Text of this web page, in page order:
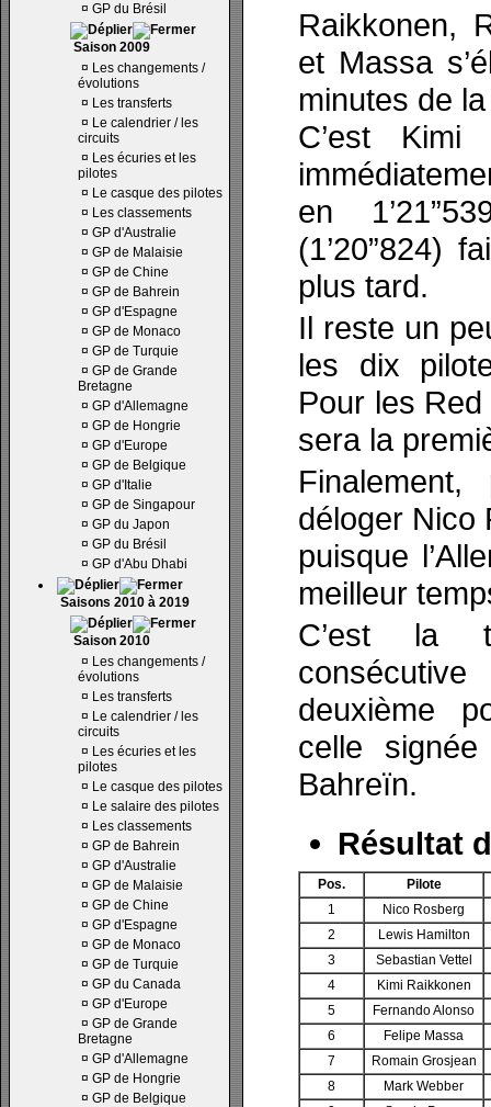
¤ GP du Brésil
Saison 2009
¤ Les changements /
évolutions
¤ Les transferts
¤ Le calendrier / les
circuits
¤ Les écuries et les
pilotes
¤ Le casque des pilotes
¤ Les classements
¤ GP d'Australie
¤ GP de Malaisie
¤ GP de Chine
¤ GP de Bahrein
¤ GP d'Espagne
¤ GP de Monaco
¤ GP de Turquie
¤ GP de Grande
Bretagne
¤ GP d'Allemagne
¤ GP de Hongrie
¤ GP d'Europe
¤ GP de Belgique
¤ GP d'Italie
¤ GP de Singapour
¤ GP du Japon
¤ GP du Brésil
¤ GP d'Abu Dhabi
Saisons 2010 à 2019
Saison 2010
¤ Les changements /
évolutions
¤ Les transferts
¤ Le calendrier / les
circuits
¤ Les écuries et les
pilotes
¤ Le casque des pilotes
¤ Le salaire des pilotes
¤ Les classements
¤ GP de Bahrein
¤ GP d'Australie
¤ GP de Malaisie
¤ GP de Chine
¤ GP d'Espagne
¤ GP de Monaco
¤ GP de Turquie
¤ GP du Canada
¤ GP d'Europe
¤ GP de Grande
Bretagne
¤ GP d'Allemagne
¤ GP de Hongrie
¤ GP de Belgique
Raikkonen,
et Massa
minutes de
C’est Kimi
en
(1’20”824)
plus tard.
Il reste un
les dix
Pour les
sera la
déloger Nico
puisque
meilleur
C’est la
deuxième
celle
Bahreïn.
Résultat
Pos.
Pilote
1
Nico Rosberg
2
Lewis Hamilton
3
Sebastian Vettel
4
Kimi Raikkonen
5
Fernando Alonso
6
Felipe Massa
7
Romain Grosjean
8
Mark Webber